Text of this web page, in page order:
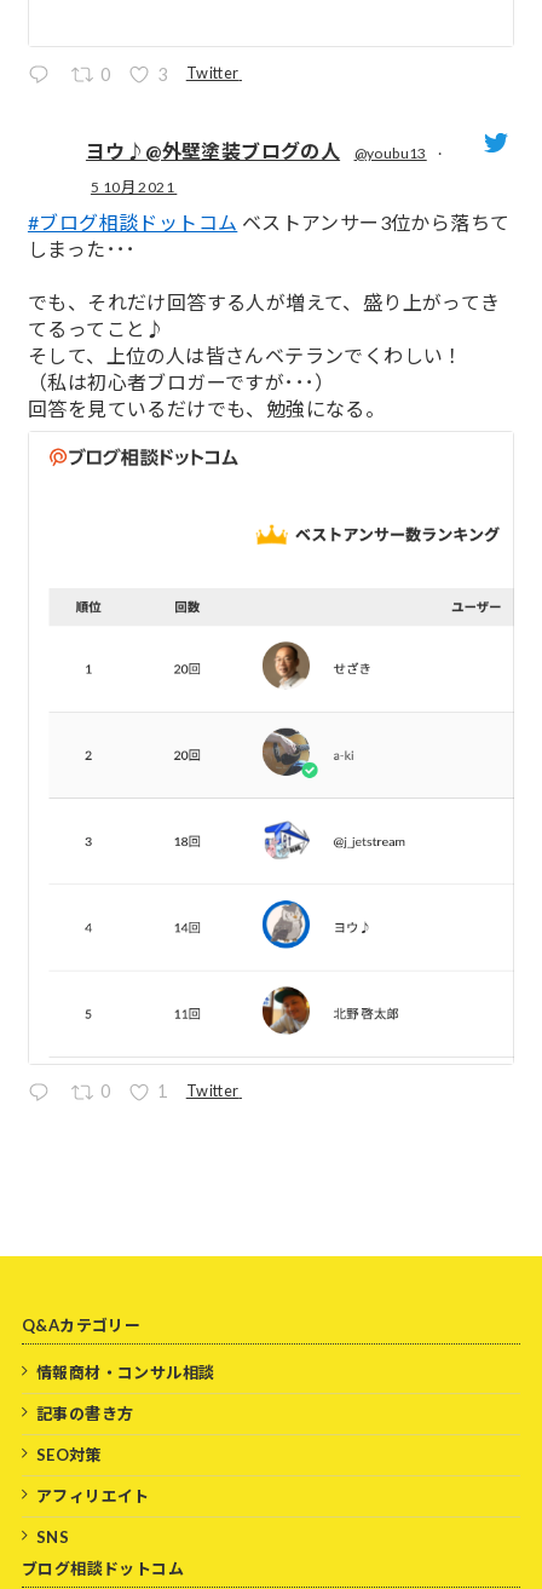
0 3 Twitter
ヨウ♪@外壁塗装ブログの人 @youbu13
·
5 10月 2021
#ブログ相談ドットコム ベストアンサー3位から落ちて
しまった･･･
でも、それだけ回答する人が増えて、盛り上がってき
てるってこと♪
そして、上位の人は皆さんベテランでくわしい！
（私は初心者ブロガーですが･･･）
回答を見ているだけでも、勉強になる。
0 1 Twitter
Q&Aカテゴリー
情報商材・コンサル相談
記事の書き方
SEO対策
アフィリエイト
SNS
ブログ相談ドットコム